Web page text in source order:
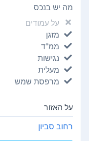
מה יש בנכס
על עמודים
מזגן
ממ"ד
נגישות
מעלית
מרפסת שמש
על האזור
רחוב סביון